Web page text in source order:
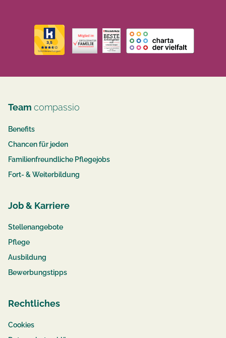
Team compassio
Benefits
Chancen für jeden
Familienfreundliche Pflegejobs
Fort- & Weiterbildung
Job & Karriere
Stellenangebote
Pflege
Ausbildung
Bewerbungstipps
Rechtliches
Cookies